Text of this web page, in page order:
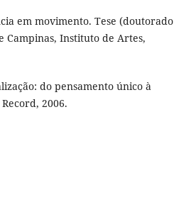
em movimento. Tese (doutorado
Campinas, Instituto de Artes,
do pensamento único à
2006.